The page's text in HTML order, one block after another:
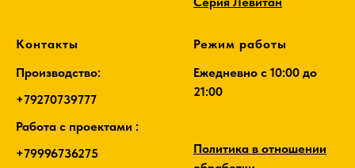
Контакты
Производство:
+79270739777
Работа с проектами :
+79996736275
Режим работы
Ежедневно c 10:00 до
21:00
Политика в отношении